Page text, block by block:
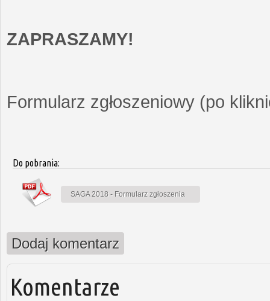
ZAPRASZAMY!
Formularz zgłoszeniowy (po
Do pobrania:
SAGA 2018 - Formularz zgłoszenia
Dodaj komentarz
Komentarze